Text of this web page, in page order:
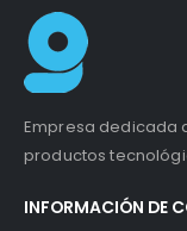
Empresa dedicada
productos
INFORMACIÓN DE